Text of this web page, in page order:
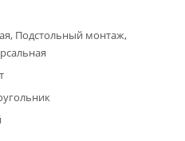
Подстольный монтаж,